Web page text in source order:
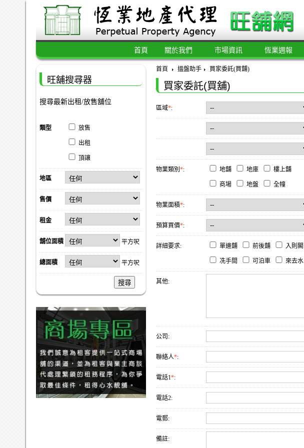
首頁 關於我們 市場資訊 恆業週報
首頁 搵盤助手 買家委託(買舖)
買家委託(買舖)
區域*:
物業類別 *: 地舖 地庫 樓上舖
商場 地盤 全幢
物業面積*:
預算買價*:
詳細要求: 單邊舖 前後舖 入則閣
冼手間 可泊車 來去水
其他:
公司:
聯絡人*:
電話1*:
電話2:
電郵:
備註:
旺舖搜尋器
搜尋最新出租/放售舖位
類型 放售
出租
頂讓
地區
售價
租金
舖位面積 平方呎
總面積 平方呎
搜尋